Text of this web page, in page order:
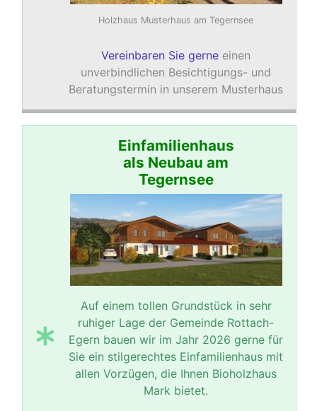
Holzhaus Musterhaus am Tegernsee
Vereinbaren Sie gerne einen
unverbindlichen Besichtigungs- und
Beratungstermin in unserem Musterhaus
Einfamilienhaus
als Neubau am
Tegernsee
Auf einem tollen Grundstück in sehr
ruhiger Lage der Gemeinde Rottach-
Egern bauen wir im Jahr 2026 gerne für
Sie ein stilgerechtes Einfamilienhaus mit
allen Vorzügen, die Ihnen Bioholzhaus
Mark bietet.